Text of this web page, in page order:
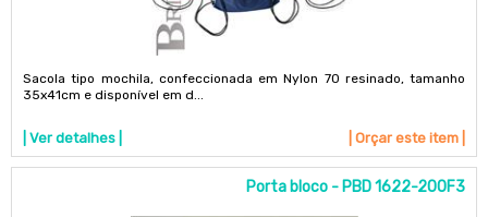
Sacola tipo mochila, confeccionada em Nylon 70 resinado, tamanho
35x41cm e disponível em d...
| Ver detalhes | | Orçar este item |
Porta bloco - PBD 1622-200F3